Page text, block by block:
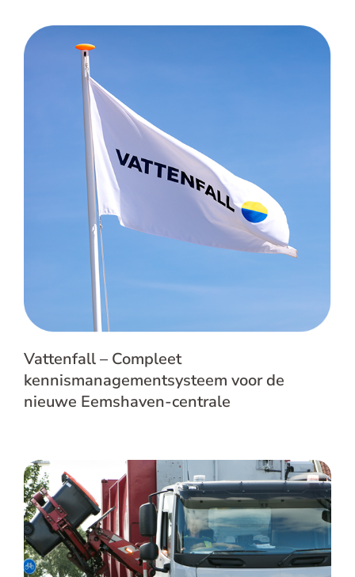
Vattenfall – Compleet
kennismanagementsysteem voor de
nieuwe Eemshaven-centrale
Vattenfall – Compleet
kennismanagementsysteem voor de
nieuwe Eemshaven-centrale